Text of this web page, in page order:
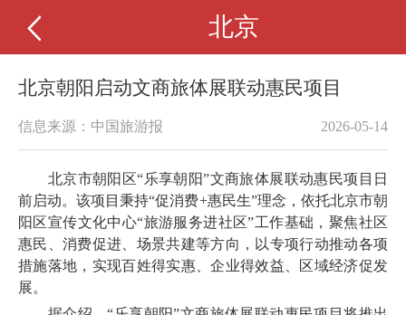
北京
北京朝阳启动文商旅体展联动惠民项目
信息来源：中国旅游报 2026-05-14
北京市朝阳区“乐享朝阳”文商旅体展联动惠民项目日
前启动。该项目秉持“促消费+惠民生”理念，依托北京市朝
阳区宣传文化中心“旅游服务进社区”工作基础，聚焦社区
惠民、消费促进、场景共建等方向，以专项行动推动各项
措施落地，实现百姓得实惠、企业得效益、区域经济促发
展。